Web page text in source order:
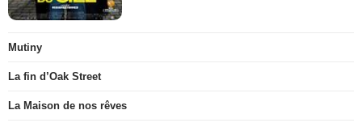
Mutiny
La fin d’Oak Street
La Maison de nos rêves